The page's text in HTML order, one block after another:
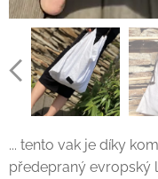
... tento vak je díky
předepraný evropský